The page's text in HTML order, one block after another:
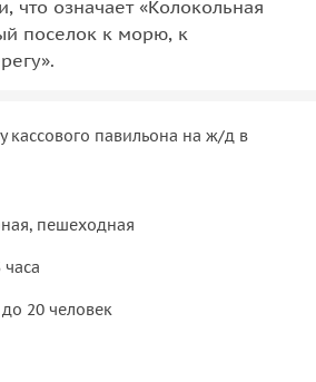
что означает «Колокольная
поселок к морю, к
кассового павильона на ж/д в
пешеходная
часа
20 человек